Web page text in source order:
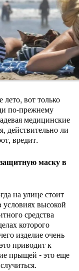
вот только
по-прежнему
медицинские
действительно ли
вредит.
маску в
на улице стоит
высокой
средства
которого
изделие очень
приводит к
прыщей - это еще